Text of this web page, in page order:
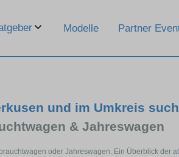
Modelle Partner
und im Umkreis
& Jahreswagen
oder Jahreswagen. Ein Überblick der